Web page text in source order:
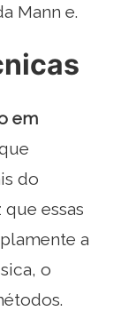
Mann e.
em
do
essas
a
o